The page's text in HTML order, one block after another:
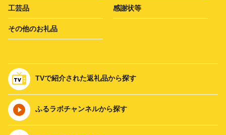
工芸品 感謝状等
その他のお礼品
TVで紹介された返礼品から探す
ふるラボチャンネルから探す